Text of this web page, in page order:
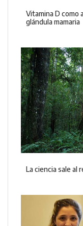
Vitamina D como
glándula mamaria
La ciencia sale al